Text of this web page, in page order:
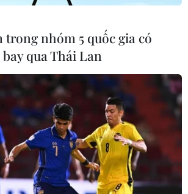
đoàn Amaccao vay 1.500
dự án điện rác
tỷ đồng cho dự án nhà máy đốt
điện tại Đà Nẵng, góp phần chuyển
phát triển đô thị xanh.
trong nhóm 5 quốc gia có
qua Thái Lan